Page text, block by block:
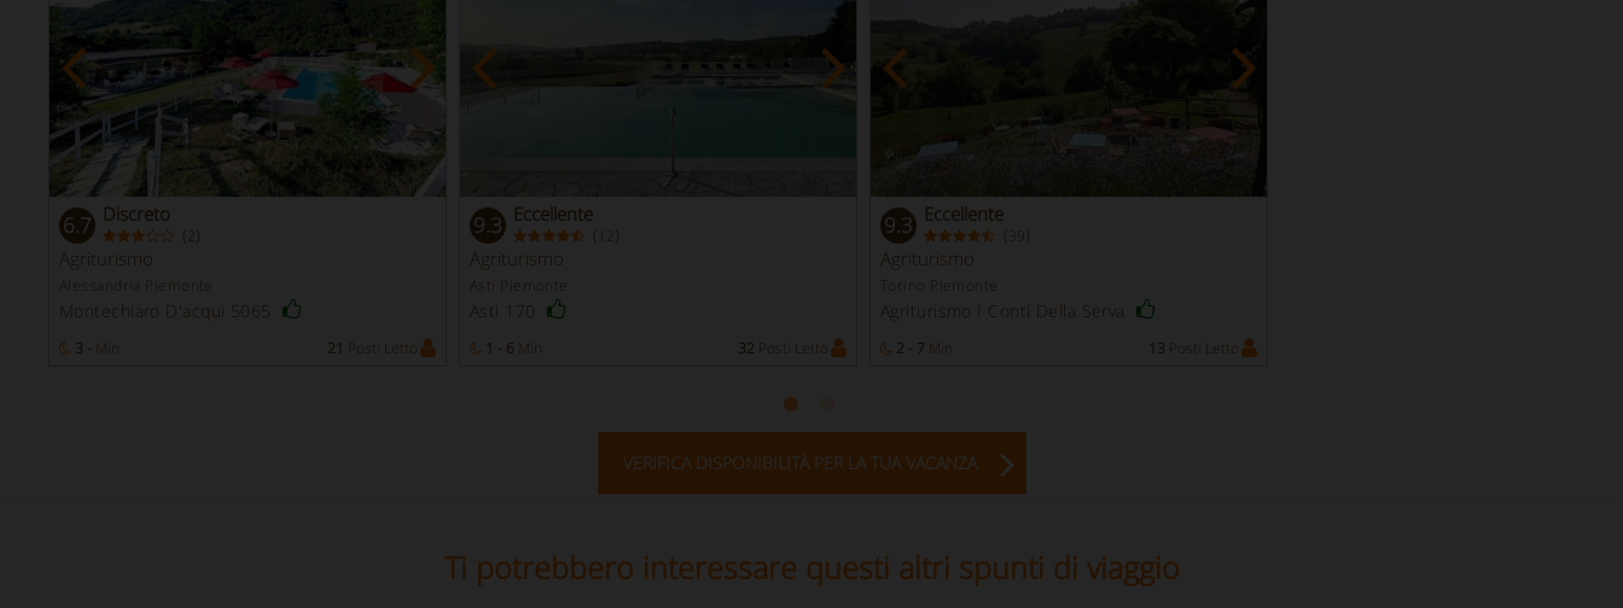
6.7 Discreto
(2 )
Agriturismo
Alessandria Piemonte
Montechiaro D'acqui 5065
3 - Min 21 Posti Letto
9.3 Eccellente
( 12 )
Agriturismo
Asti Piemonte
Asti 170
1 - 6 Min 32 Posti Letto
9.3 Eccellente
( 39)
Agriturismo
Torino Piemonte
Agriturismo I Conti Della Serva
2 - 7 Min 13 Posti Letto
VERIFICA DISPONIBILITÀ PER LA TUA VACANZA
Ti potrebbero interessare questi altri spunti di viaggio